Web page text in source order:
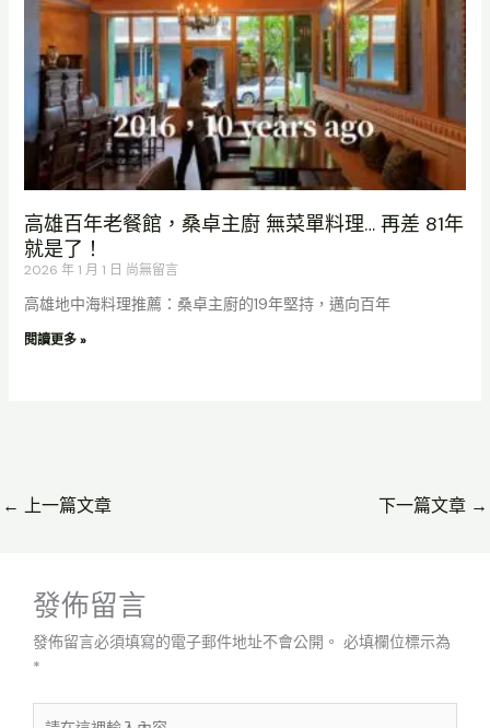
高雄百年老餐館，桑卓主廚 無菜單料理… 再差 81年
就是了！
2026 年 1 月 1 日 尚無留言
高雄地中海料理推薦：桑卓主廚的19年堅持，邁向百年
閱讀更多 »
← 上一篇文章 下一篇文章 →
發佈留言
發佈留言必須填寫的電子郵件地址不會公開。 必填欄位標示為
*